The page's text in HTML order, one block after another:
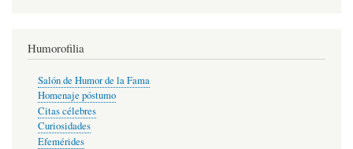
Humorofilia
Salón de Humor de la Fama
Homenaje póstumo
Citas célebres
Curiosidades
Efemérides